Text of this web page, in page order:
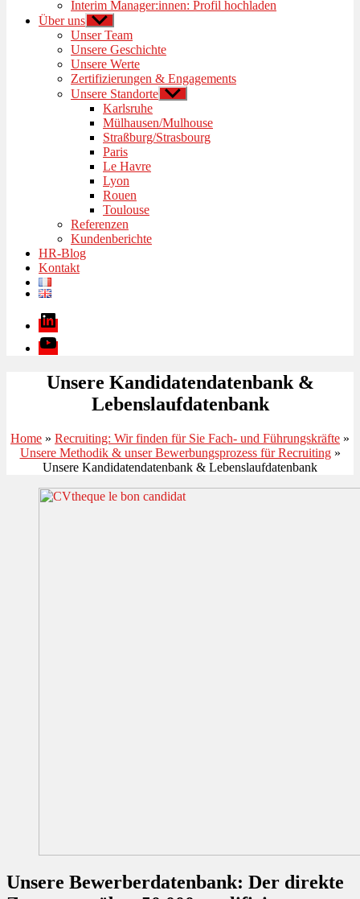
Interim Manager:innen: Profil hochladen
Über uns Untermenü
anzeigen
Unser Team
Unsere Geschichte
Unsere Werte
Zertifizierungen & Engagements
Unsere Standorte Untermenü
Karlsruhe
Mülhausen/Mulhouse
Straßburg/Strasbourg
Paris
Le Havre
Lyon
Rouen
Toulouse
Referenzen
Kundenberichte
HR-Blog
Kontakt
LinkedIn
Youtube
Unsere Kandidatendatenbank &
Lebenslaufdatenbank
Home » Recruiting: Wir finden für Sie Fach- und Führungskräfte »
Unsere Methodik & unser Bewerbungsprozess für Recruiting»
Unsere Kandidatendatenbank & Lebenslaufdatenbank
Unsere Bewerberdatenbank: Der direkte